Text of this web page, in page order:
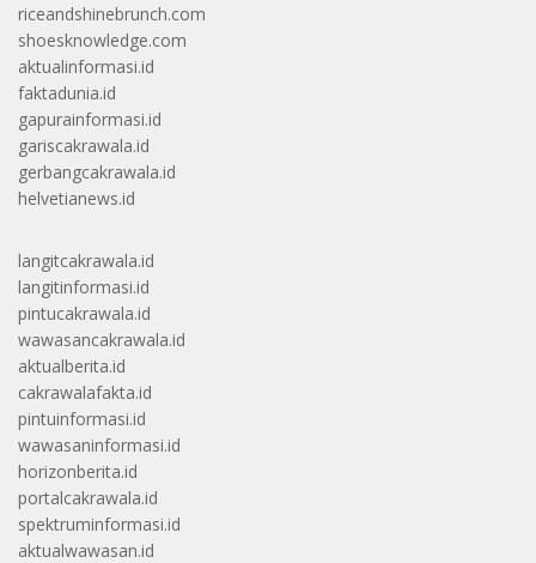
riceandshinebrunch.com
shoesknowledge.com
aktualinformasi.id
faktadunia.id
gapurainformasi.id
gariscakrawala.id
gerbangcakrawala.id
helvetianews.id
langitcakrawala.id
langitinformasi.id
pintucakrawala.id
wawasancakrawala.id
aktualberita.id
cakrawalafakta.id
pintuinformasi.id
wawasaninformasi.id
horizonberita.id
portalcakrawala.id
spektruminformasi.id
aktualwawasan.id